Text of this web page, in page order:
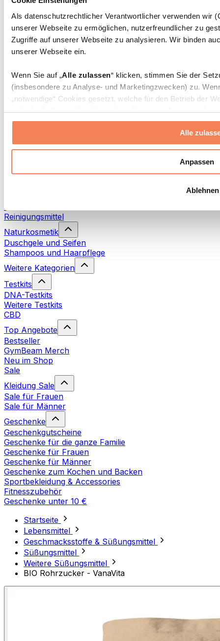
Als datenschutzrechtlicher Verantwortlicher verwenden wir
unserer Webseite zu ermöglichen, nutzerfreundlicher zu
Zugriffe auf unserer Webseite zu analysieren. Wir binden
unserer Webseite ein.
Wenn Sie auf „Alle zulassen“ klicken, stimmen Sie der
(insbesondere zu Analyse- und Marketingzwecken) zu.
„notwendige“ Cookies gesetzt, welche für den Betrieb der
individuelle Auswahl treffen, indem Sie unter „Anpassen“
erlauben“ klicken.
Weitere Informationen über die Verarbeitung Ihrer Daten
Datenschutzerklärung
Alle
Anpassen
Ablehnen
Faszien- und Massagerollen
Weitere Rehabilitationshilfen
Taschen & Rucksäcke
Essenstaschen und Meal-Prep-Zubehör
Sporttaschen
Zubehör nach Aktivität
Laufen
Kampfsport
Yoga & Pilates
Wandern
Rotlichttherapie
Waschmittel
Reinigungsmittel
Naturkosmetik
Duschgele und Seifen
Shampoos und Haarpflege
Weitere Kategorien
Testkits
DNA-Testkits
Weitere Testkits
CBD
Top Angebote
Bestseller
GymBeam Merch
Neu im Shop
Sale
Kleidung Sale
Sale für Frauen
Sale für Männer
Geschenke
Geschenkgutscheine
Geschenke für die ganze Familie
Geschenke für Frauen
Geschenke für Männer
Geschenke zum Kochen und Backen
Sportbekleidung & Accessories
Fitnesszubehör
Geschenke unter 10 €
Startseite
Lebensmittel
Geschmacksstoffe & Süßungsmittel
Süßungsmittel
Weitere Süßungsmittel
BIO Rohrzucker - VanaVita